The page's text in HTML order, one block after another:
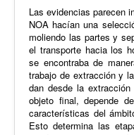
Las evidencias parecen
NOA hacían una
moliendo las partes y
el transporte hacia los
se encontraba de
trabajo de extracción y
dan desde la
objeto final, depende
características del
Esto determina las